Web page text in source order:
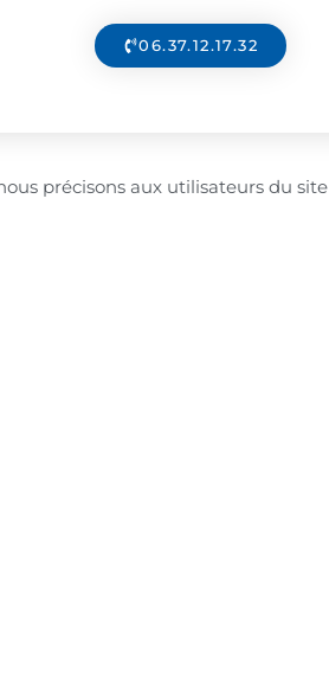
06.37.12.17.32
précisons aux utilisateurs du site